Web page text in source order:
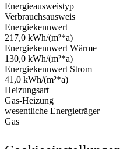
Energieausweistyp
Verbrauchsausweis
Energiekennwert
217,0 kWh/(m²*a)
Energiekennwert Wärme
130,0 kWh/(m²*a)
Energiekennwert Strom
41,0 kWh/(m²*a)
Heizungsart
Gas-Heizung
wesentliche Energieträger
Gas